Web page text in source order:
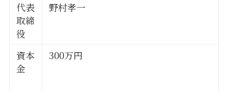
代表
取締
役
野村孝一
資本
金
300万円